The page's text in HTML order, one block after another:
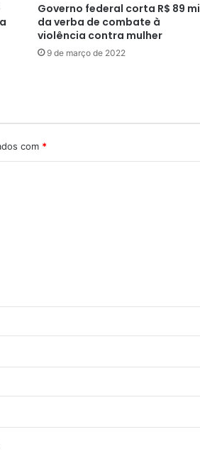
Governo federal corta R$ 89 mi
da verba de combate à
violência contra mulher
9 de março de 2022
com *